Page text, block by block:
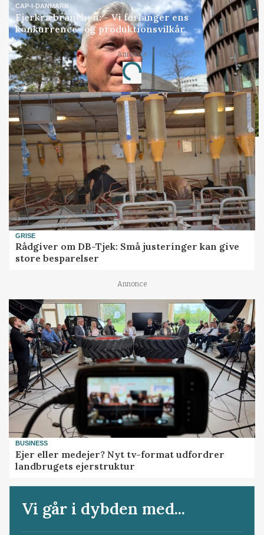
CAP-I-DANMARK
Fjerkræbranchen: - Vi forlanger ens
konkurrence- og produktionsvilkår
Annonce
Loading...
GRISE
Rådgiver om DB-Tjek: Små justeringer kan give
store besparelser
Annonce
BUSINESS
Ejer eller medejer? Nyt tv-format udfordrer
landbrugets ejerstruktur
Vi går i dybden med...